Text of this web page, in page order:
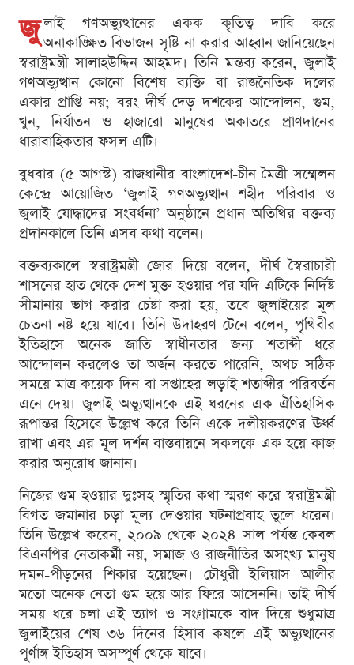
জু লাই গণঅভ্যুত্থানের একক কৃতিত্ব দাবি করে
অনাকাঙ্ক্ষিত বিভাজন সৃষ্টি না করার আহ্বান জানিয়েছেন
স্বরাষ্ট্রমন্ত্রী সালাহউদ্দিন আহমদ। তিনি মন্তব্য করেন, জুলাই
গণঅভ্যুত্থান কোনো বিশেষ ব্যক্তি বা রাজনৈতিক দলের
একার প্রাপ্তি নয়; বরং দীর্ঘ দেড় দশকের আন্দোলন, গুম,
খুন, নির্যাতন ও হাজারো মানুষের অকাতরে প্রাণদানের
ধারাবাহিকতার ফসল এটি।
বুধবার (৫ আগস্ট) রাজধানীর বাংলাদেশ-চীন মৈত্রী সম্মেলন
কেন্দ্রে আয়োজিত ‘জুলাই গণঅভ্যুত্থান শহীদ পরিবার ও
জুলাই যোদ্ধাদের সংবর্ধনা’ অনুষ্ঠানে প্রধান অতিথির বক্তব্য
প্রদানকালে তিনি এসব কথা বলেন।
বক্তব্যকালে স্বরাষ্ট্রমন্ত্রী জোর দিয়ে বলেন, দীর্ঘ স্বৈরাচারী
শাসনের হাত থেকে দেশ মুক্ত হওয়ার পর যদি এটিকে নির্দিষ্ট
সীমানায় ভাগ করার চেষ্টা করা হয়, তবে জুলাইয়ের মূল
চেতনা নষ্ট হয়ে যাবে। তিনি উদাহরণ টেনে বলেন, পৃথিবীর
ইতিহাসে অনেক জাতি স্বাধীনতার জন্য শতাব্দী ধরে
আন্দোলন করলেও তা অর্জন করতে পারেনি, অথচ সঠিক
সময়ে মাত্র কয়েক দিন বা সপ্তাহের লড়াই শতাব্দীর পরিবর্তন
এনে দেয়। জুলাই অভ্যুত্থানকে এই ধরনের এক ঐতিহাসিক
রূপান্তর হিসেবে উল্লেখ করে তিনি একে দলীয়করণের ঊর্ধ্ব
রাখা এবং এর মূল দর্শন বাস্তবায়নে সকলকে এক হয়ে কাজ
করার অনুরোধ জানান।
নিজের গুম হওয়ার দুঃসহ স্মৃতির কথা স্মরণ করে স্বরাষ্ট্রমন্ত্রী
বিগত জমানার চড়া মূল্য দেওয়ার ঘটনাপ্রবাহ তুলে ধরেন।
তিনি উল্লেখ করেন, ২০০৯ থেকে ২০২৪ সাল পর্যন্ত কেবল
বিএনপির নেতাকর্মী নয়, সমাজ ও রাজনীতির অসংখ্য মানুষ
দমন-পীড়নের শিকার হয়েছেন। চৌধুরী ইলিয়াস আলীর
মতো অনেক নেতা গুম হয়ে আর ফিরে আসেননি। তাই দীর্ঘ
সময় ধরে চলা এই ত্যাগ ও সংগ্রামকে বাদ দিয়ে শুধুমাত্র
জুলাইয়ের শেষ ৩৬ দিনের হিসাব কষলে এই অভ্যুত্থানের
পূর্ণাঙ্গ ইতিহাস অসম্পূর্ণ থেকে যাবে।